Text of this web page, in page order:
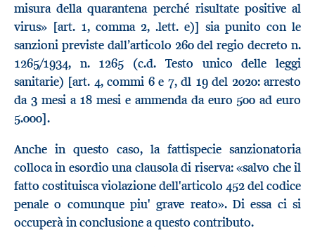
misura della quarantena perché risultate positive al
virus» [art. 1, comma 2, .lett. e)] sia punito con le
sanzioni previste dall’articolo 260 del regio decreto n.
1265/1934, n. 1265 (c.d. Testo unico delle leggi
sanitarie) [art. 4, commi 6 e 7, dl 19 del 2020: arresto
da 3 mesi a 18 mesi e ammenda da euro 500 ad euro
5.000].
Anche in questo caso, la fattispecie sanzionatoria
colloca in esordio una clausola di riserva: «salvo che il
fatto costituisca violazione dell'articolo 452 del codice
penale o comunque piu' grave reato». Di essa ci si
occuperà in conclusione a questo contributo.